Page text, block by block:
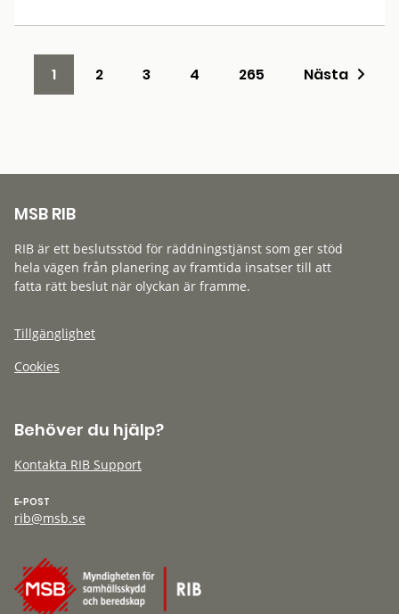
1 2 3 4 265 Nästa
MSB RIB
RIB är ett beslutsstöd för räddningstjänst som ger stöd
hela vägen från planering av framtida insatser till att
fatta rätt beslut när olyckan är framme.
Tillgänglighet
Cookies
Behöver du hjälp?
Kontakta RIB Support
E-POST
rib@msb.se